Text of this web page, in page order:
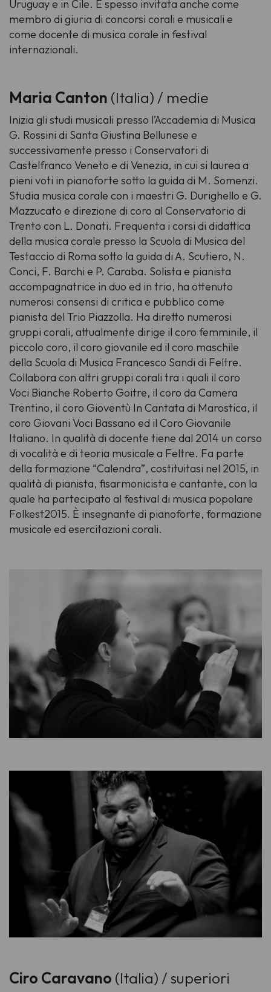
Uruguay e in Cile. È spesso invitata anche come
membro di giuria di concorsi corali e musicali e
come docente di musica corale in festival
internazionali.
Maria Canton (Italia) / medie
Inizia gli studi musicali presso l’Accademia di Musica
G. Rossini di Santa Giustina Bellunese e
successivamente presso i Conservatori di
Castelfranco Veneto e di Venezia, in cui si laurea a
pieni voti in pianoforte sotto la guida di M. Somenzi.
Studia musica corale con i maestri G. Durighello e G.
Mazzucato e direzione di coro al Conservatorio di
Trento con L. Donati. Frequenta i corsi di didattica
della musica corale presso la Scuola di Musica del
Testaccio di Roma sotto la guida di A. Scutiero, N.
Conci, F. Barchi e P. Caraba. Solista e pianista
accompagnatrice in duo ed in trio, ha ottenuto
numerosi consensi di critica e pubblico come
pianista del Trio Piazzolla. Ha diretto numerosi
gruppi corali, attualmente dirige il coro femminile, il
piccolo coro, il coro giovanile ed il coro maschile
della Scuola di Musica Francesco Sandi di Feltre.
Collabora con altri gruppi corali tra i quali il coro
Voci Bianche Roberto Goitre, il coro da Camera
Trentino, il coro Gioventù In Cantata di Marostica, il
coro Giovani Voci Bassano ed il Coro Giovanile
Italiano. In qualità di docente tiene dal 2014 un corso
di vocalità e di teoria musicale a Feltre. Fa parte
della formazione “Calendra”, costituitasi nel 2015, in
qualità di pianista, fisarmonicista e cantante, con la
quale ha partecipato al festival di musica popolare
Folkest2015. È insegnante di pianoforte, formazione
musicale ed esercitazioni corali.
Ciro Caravano (Italia) / superiori